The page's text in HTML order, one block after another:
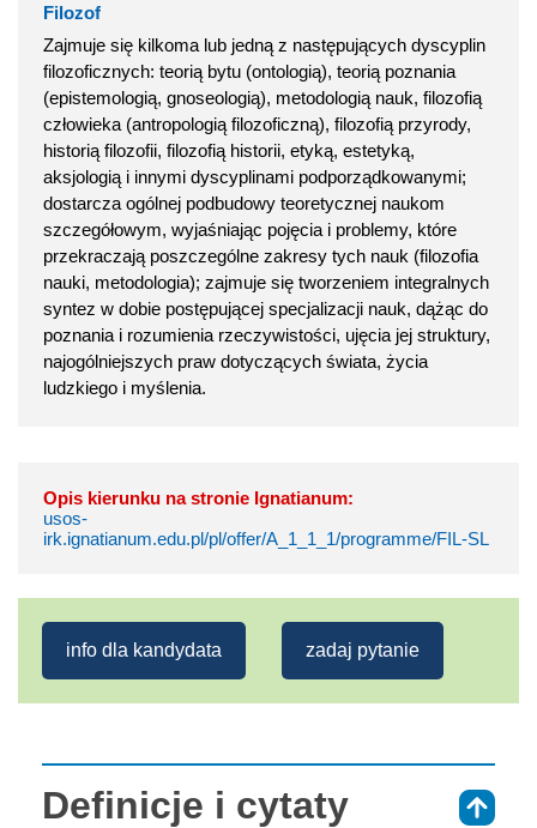
Filozof
Zajmuje się kilkoma lub jedną z następujących dyscyplin
filozoficznych: teorią bytu (ontologią), teorią poznania
(epistemologią, gnoseologią), metodologią nauk, filozofią
człowieka (antropologią filozoficzną), filozofią przyrody,
historią filozofii, filozofią historii, etyką, estetyką,
aksjologią i innymi dyscyplinami podporządkowanymi;
dostarcza ogólnej podbudowy teoretycznej naukom
szczegółowym, wyjaśniając pojęcia i problemy, które
przekraczają poszczególne zakresy tych nauk (filozofia
nauki, metodologia); zajmuje się tworzeniem integralnych
syntez w dobie postępującej specjalizacji nauk, dążąc do
poznania i rozumienia rzeczywistości, ujęcia jej struktury,
najogólniejszych praw dotyczących świata, życia
ludzkiego i myślenia.
Opis kierunku na stronie Ignatianum:
usos-
irk.ignatianum.edu.pl/pl/offer/A_1_1_1/programme/FIL-SL
info dla kandydata zadaj pytanie
Definicje i cytaty